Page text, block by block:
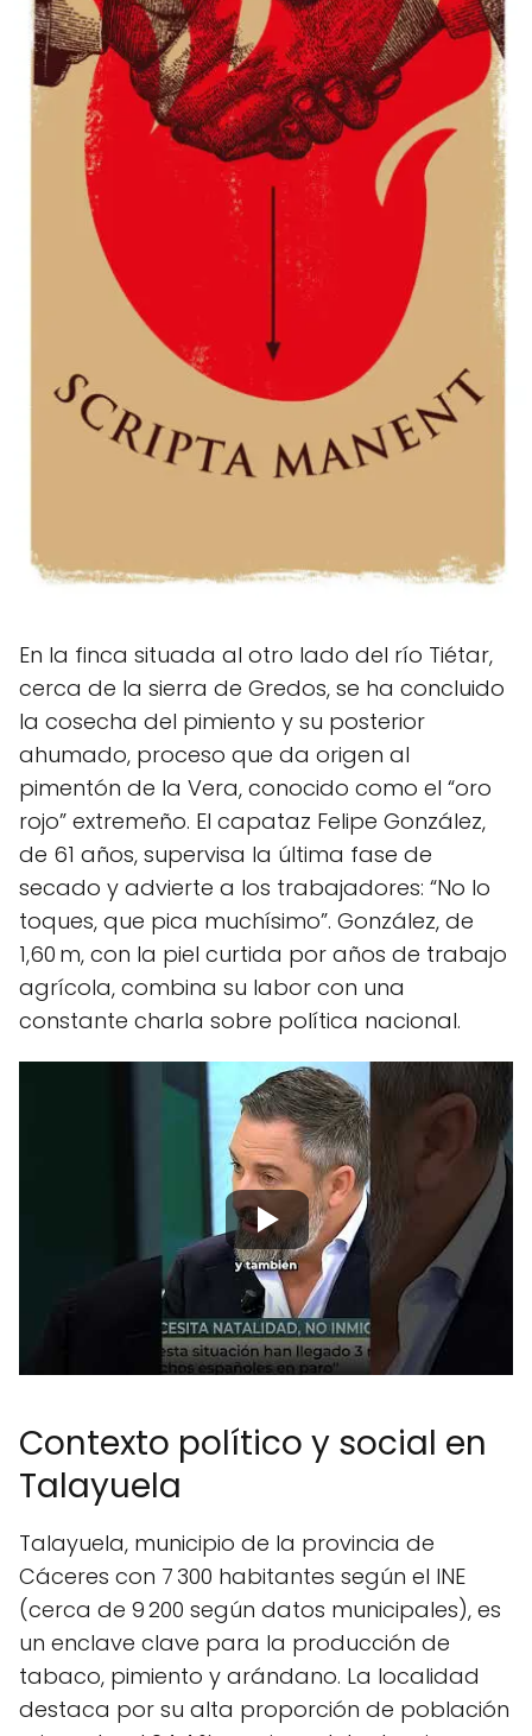
En la finca situada al otro lado del río Tiétar,
cerca de la sierra de Gredos, se ha concluido
la cosecha del pimiento y su posterior
ahumado, proceso que da origen al
pimentón de la Vera, conocido como el “oro
rojo” extremeño. El capataz Felipe González,
de 61 años, supervisa la última fase de
secado y advierte a los trabajadores: “No lo
toques, que pica muchísimo”. González, de
1,60 m, con la piel curtida por años de trabajo
agrícola, combina su labor con una
constante charla sobre política nacional.
Contexto político y social en
Talayuela
Talayuela, municipio de la provincia de
Cáceres con 7 300 habitantes según el INE
(cerca de 9 200 según datos municipales), es
un enclave clave para la producción de
tabaco, pimiento y arándano. La localidad
destaca por su alta proporción de población